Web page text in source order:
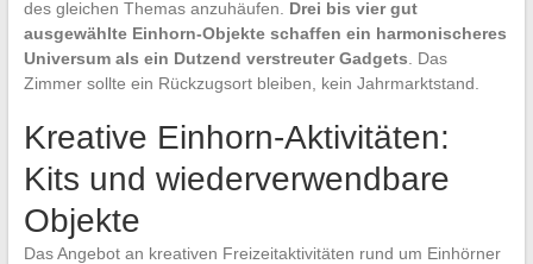
des gleichen Themas anzuhäufen. Drei bis vier gut
ausgewählte Einhorn-Objekte schaffen ein harmonischeres
Universum als ein Dutzend verstreuter Gadgets . Das
Zimmer sollte ein Rückzugsort bleiben, kein Jahrmarktstand.
Kreative Einhorn-Aktivitäten:
Kits und wiederverwendbare
Objekte
Das Angebot an kreativen Freizeitaktivitäten rund um Einhörner